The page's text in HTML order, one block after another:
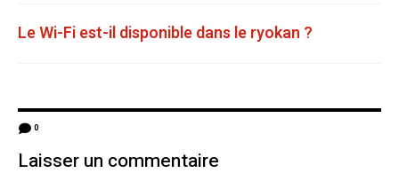
Le Wi-Fi est-il disponible dans le ryokan ?
0
Laisser un commentaire